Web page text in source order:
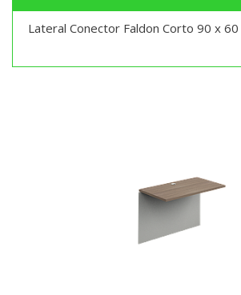
Lateral Conector Faldon Corto 90 x